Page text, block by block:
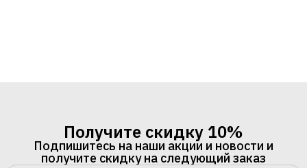
Получите скидку 10%
Подпишитесь на наши акции и новости и
получите скидку на следующий заказ